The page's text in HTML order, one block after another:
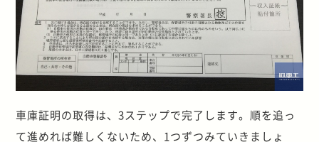
車庫証明の取得は、3ステップで完了します。順を追っ
て進めれば難しくないため、1つずつみていきましょ